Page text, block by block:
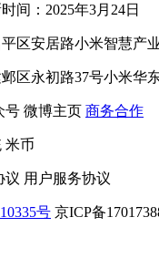
间：2025年3月24日
区安居路小米智慧产
区永初路37号小米华
号 微博主页 商务合作
米币
议 用户服务协议
号 京ICP备